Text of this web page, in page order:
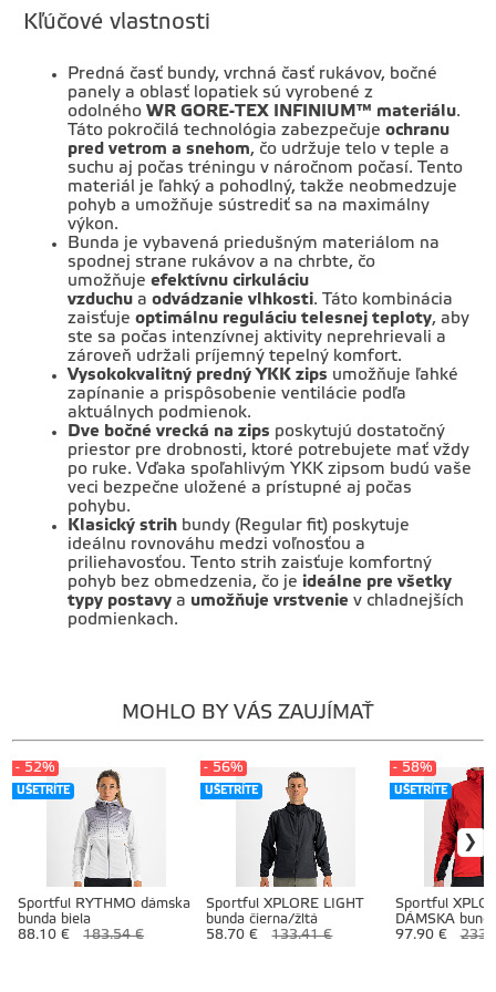
Kľúčové vlastnosti
Predná časť bundy, vrchná časť rukávov, bočné
panely a oblasť lopatiek sú vyrobené z
odolnéhoWR GORE-TEX INFINIUM™ materiálu.
Táto pokročilá technológia zabezpečujeochranu
pred vetrom a snehom, čo udržuje telo v teple a
suchu aj počas tréningu v náročnom počasí. Tento
materiál je ľahký a pohodlný, takže neobmedzuje
pohyb a umožňuje sústrediť sa na maximálny
výkon.
Bunda je vybavená priedušným materiálom na
spodnej strane rukávov a na chrbte, čo
umožňujeefektívnu cirkuláciu
vzduchu aodvádzanie vlhkosti. Táto kombinácia
zaisťujeoptimálnu reguláciu telesnej teploty, aby
ste sa počas intenzívnej aktivity neprehrievali a
zároveň udržali príjemný tepelný komfort.
Vysokokvalitný prednýYKK zips umožňuje ľahké
zapínanie a prispôsobenie ventilácie podľa
aktuálnych podmienok.
Dve bočné vrecká na zips poskytujú dostatočný
priestor pre drobnosti, ktoré potrebujete mať vždy
po ruke. Vďaka spoľahlivým YKK zipsom budú vaše
veci bezpečne uložené a prístupné aj počas
pohybu.
Klasický strih bundy (Regular fit) poskytuje
ideálnu rovnováhu medzi voľnosťou a
priliehavosťou. Tento strih zaisťuje komfortný
pohyb bez obmedzenia, čo je ideálne pre všetky
typy postavy a umožňuje vrstvenie v chladnejších
podmienkach.
MOHLO BY VÁS ZAUJÍMAŤ
Sportful RYTHMO dámska
bunda biela
UŠETRÍTE
- 52%
88.10 € 183.54 €
Sportful XPLORE LIGHT
bunda čierna/žltá
UŠETRÍTE
- 56%
58.70 € 133.41 €
Sportful
DÁMSKA
UŠETRÍTE
- 58%
97.90 €